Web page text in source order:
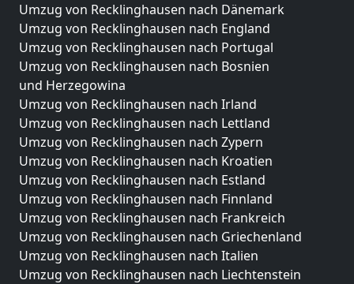
Umzug von Recklinghausen nach Dänemark
Umzug von Recklinghausen nach England
Umzug von Recklinghausen nach Portugal
Umzug von Recklinghausen nach Bosnien
und Herzegowina
Umzug von Recklinghausen nach Irland
Umzug von Recklinghausen nach Lettland
Umzug von Recklinghausen nach Zypern
Umzug von Recklinghausen nach Kroatien
Umzug von Recklinghausen nach Estland
Umzug von Recklinghausen nach Finnland
Umzug von Recklinghausen nach Frankreich
Umzug von Recklinghausen nach Griechenland
Umzug von Recklinghausen nach Italien
Umzug von Recklinghausen nach Liechtenstein